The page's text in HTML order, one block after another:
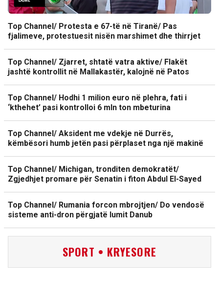
Top Channel/ Protesta e 67-të në Tiranë/ Pas
fjalimeve, protestuesit nisën marshimet dhe thirrjet
Top Channel/ Zjarret, shtatë vatra aktive/ Flakët
jashtë kontrollit në Mallakastër, kalojnë në Patos
Top Channel/ Hodhi 1 milion euro në plehra, fati i
‘kthehet’ pasi kontrolloi 6 mln ton mbeturina
Top Channel/ Aksident me vdekje në Durrës,
këmbësori humb jetën pasi përplaset nga një makinë
Top Channel/ Michigan, tronditen demokratët/
Zgjedhjet promare për Senatin i fiton Abdul El-Sayed
Top Channel/ Rumania forcon mbrojtjen/ Do vendosë
sisteme anti-dron përgjatë lumit Danub
SPORT • KRYESORE